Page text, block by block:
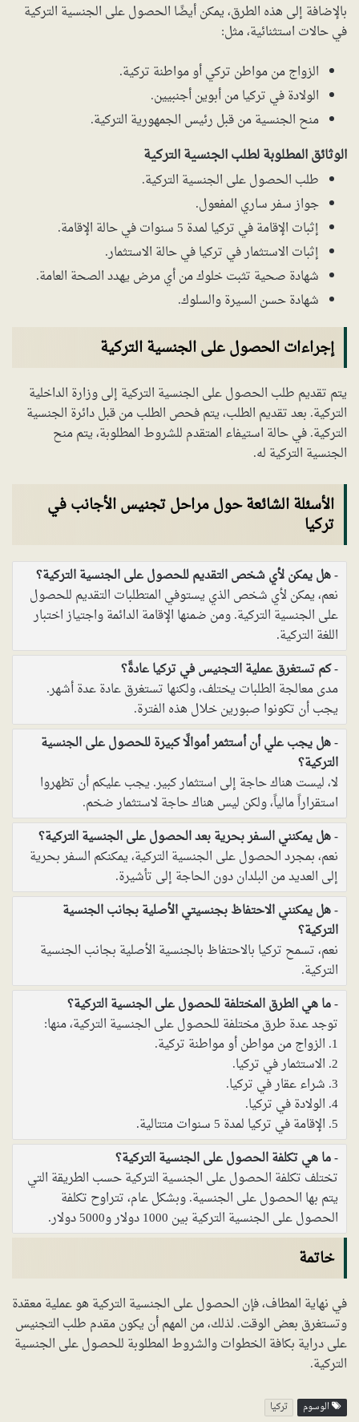
بالإضافة إلى هذه الطرق، يمكن أيضًا الحصول على الجنسية التركية
في حالات استثنائية، مثل:
الزواج من مواطن تركي أو مواطنة تركية.
الولادة في تركيا من أبوين أجنبيين.
منح الجنسية من قبل رئيس الجمهورية التركية.
الوثائق المطلوبة لطلب الجنسية التركية
طلب الحصول على الجنسية التركية.
جواز سفر ساري المفعول.
إثبات الإقامة في تركيا لمدة 5 سنوات في حالة الإقامة.
إثبات الاستثمار في تركيا في حالة الاستثمار.
شهادة صحية تثبت خلوك من أي مرض يهدد الصحة العامة.
شهادة حسن السيرة والسلوك.
إجراءات الحصول على الجنسية التركية
يتم تقديم طلب الحصول على الجنسية التركية إلى وزارة الداخلية
التركية. بعد تقديم الطلب، يتم فحص الطلب من قبل دائرة الجنسية
التركية. في حالة استيفاء المتقدم للشروط المطلوبة، يتم منح
الجنسية التركية له.
الأسئلة الشائعة حول مراحل تجنيس الأجانب في
تركيا
هل يمكن لأي شخص التقديم للحصول على الجنسية التركية؟
نعم، يمكن لأي شخص الذي يستوفي المتطلبات التقديم للحصول
على الجنسية التركية. ومن ضمنها الإقامة الدائمة واجتياز اختبار
اللغة التركية.
كم تستغرق عملية التجنيس في تركيا عادةً؟
مدى معالجة الطلبات يختلف، ولكنها تستغرق عادة عدة أشهر.
يجب أن تكونوا صبورين خلال هذه الفترة.
هل يجب علي أن أستثمر أموالًا كبيرة للحصول على الجنسية
التركية؟
لا، ليست هناك حاجة إلى استثمار كبير. يجب عليكم أن تظهروا
استقراراً مالياً، ولكن ليس هناك حاجة لاستثمار ضخم.
هل يمكنني السفر بحرية بعد الحصول على الجنسية التركية؟
نعم، بمجرد الحصول على الجنسية التركية، يمكنكم السفر بحرية
إلى العديد من البلدان دون الحاجة إلى تأشيرة.
هل يمكنني الاحتفاظ بجنسيتي الأصلية بجانب الجنسية
التركية؟
نعم، تسمح تركيا بالاحتفاظ بالجنسية الأصلية بجانب الجنسية
التركية.
ما هي الطرق المختلفة للحصول على الجنسية التركية؟
توجد عدة طرق مختلفة للحصول على الجنسية التركية، منها:
1. الزواج من مواطن أو مواطنة تركية.
2. الاستثمار في تركيا.
3. شراء عقار في تركيا.
4. الولادة في تركيا.
5. الإقامة في تركيا لمدة 5 سنوات متتالية.
ما هي تكلفة الحصول على الجنسية التركية؟
تختلف تكلفة الحصول على الجنسية التركية حسب الطريقة التي
يتم بها الحصول على الجنسية. وبشكل عام، تتراوح تكلفة
الحصول على الجنسية التركية بين 1000 دولار و5000 دولار.
خاتمة
في نهاية المطاف، فإن الحصول على الجنسية التركية هو عملية معقدة
وتستغرق بعض الوقت. لذلك، من المهم أن يكون مقدم طلب التجنيس
على دراية بكافة الخطوات والشروط المطلوبة للحصول على الجنسية
التركية.
الوسوم تركيا